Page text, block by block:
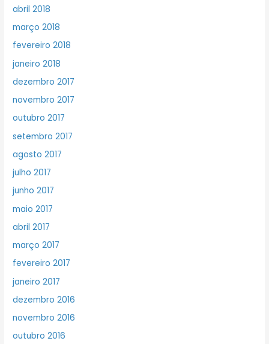
abril 2018
março 2018
fevereiro 2018
janeiro 2018
dezembro 2017
novembro 2017
outubro 2017
setembro 2017
agosto 2017
julho 2017
junho 2017
maio 2017
abril 2017
março 2017
fevereiro 2017
janeiro 2017
dezembro 2016
novembro 2016
outubro 2016